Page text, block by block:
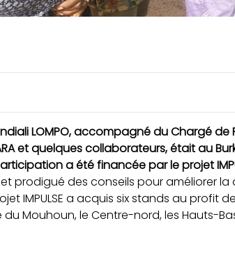
LOMPO, accompagné du Chargé
et quelques collaborateurs, était au
a été financée par le projet
prodigué des conseils pour améliorer la
IMPULSE a acquis six stands au
Mouhoun, le Centre-nord, les Hauts-